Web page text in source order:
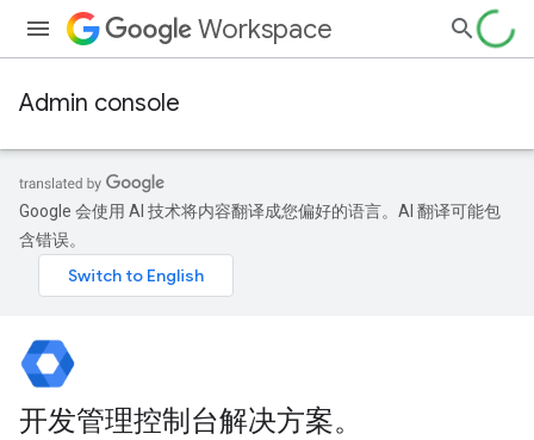
Workspace
Admin console
Google 会使用 AI 技术将内容翻译成您偏好的语言。AI 翻译可能包
含错误。
开发管理控制台解决方案。